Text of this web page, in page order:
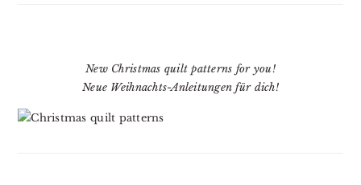
New Christmas quilt patterns for you!
Neue Weihnachts-Anleitungen für dich!